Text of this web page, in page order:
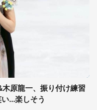
原龍一、振り付け練習
...楽しそう